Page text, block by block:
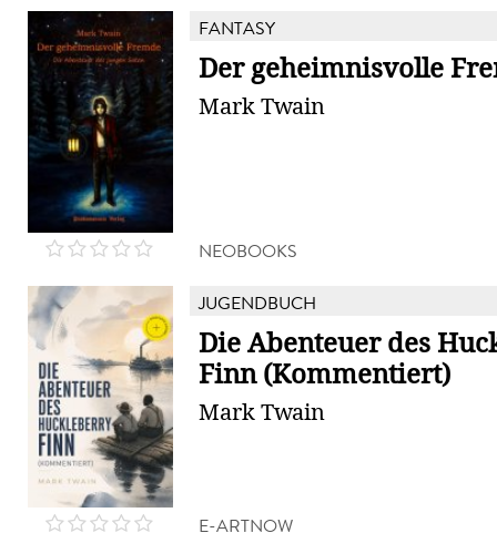
FANTASY
Der geheimnisvolle
Mark Twain
NEOBOOKS
JUGENDBUCH
Die Abenteuer des
Finn (Kommentiert)
Mark Twain
E-ARTNOW